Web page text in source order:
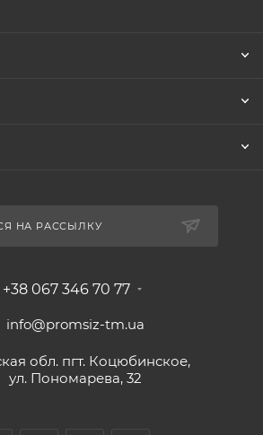
НА РАССЫЛКУ
+38 067 346 70 77
info@promsiz-tm.ua
обл. пгт. Коцюбинское,
ул. Пономарева, 32